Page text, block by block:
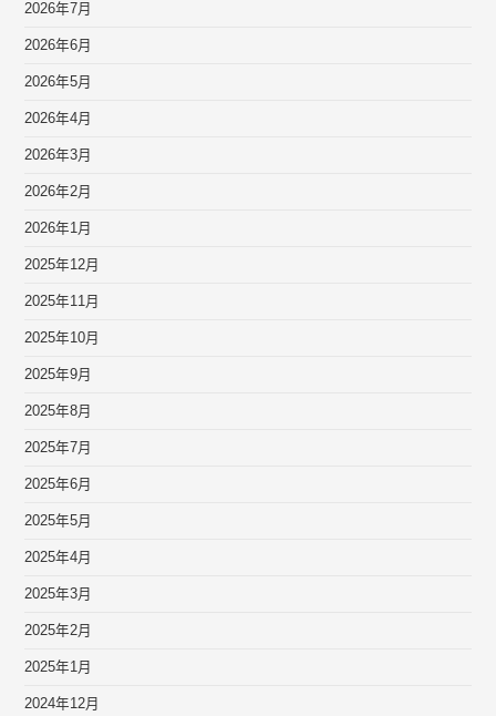
2026年7月
2026年6月
2026年5月
2026年4月
2026年3月
2026年2月
2026年1月
2025年12月
2025年11月
2025年10月
2025年9月
2025年8月
2025年7月
2025年6月
2025年5月
2025年4月
2025年3月
2025年2月
2025年1月
2024年12月